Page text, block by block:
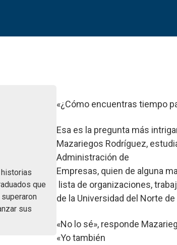
que
sus
«¿Cómo encuentras tiempo
Esa es la pregunta más
Mazariegos Rodríguez,
Administración de
Empresas, quien de alguna
lista de organizaciones,
de la Universidad del Norte de
«No lo sé», responde
«Yo también